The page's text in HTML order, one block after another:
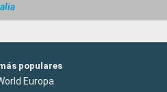
populares
Europa